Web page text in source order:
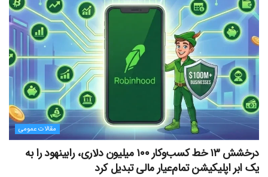
مقالات عمومی
درخشش ۱۳ خط کسب‌وکار ۱۰۰ میلیون دلاری، رابینهود را به
یک ابر اپلیکیشن تمام‌عیار مالی تبدیل کرد